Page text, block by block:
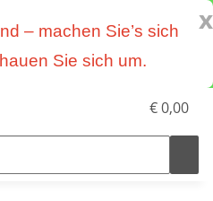
x
– machen Sie’s sich
Sie sich um.
€ 0,00